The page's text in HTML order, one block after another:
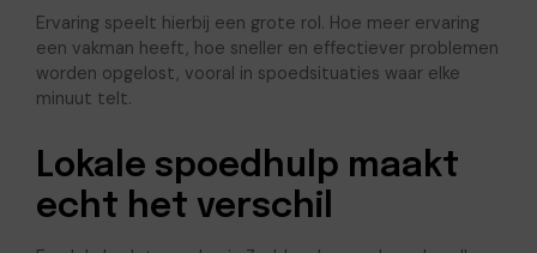
Ervaring speelt hierbij een grote rol. Hoe meer ervaring
een vakman heeft, hoe sneller en effectiever problemen
worden opgelost, vooral in spoedsituaties waar elke
minuut telt.
Lokale spoedhulp maakt
echt het verschil